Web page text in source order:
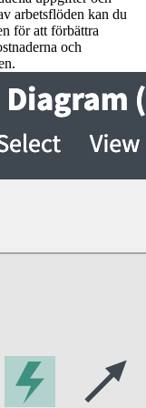
arbetsflöden kan du
för att förbättra
och